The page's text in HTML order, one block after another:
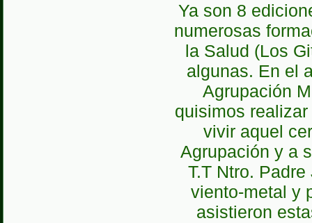
Ya son 8
numerosas
la Salud (Los
algunas. En el
Agrupación
quisimos
vivir aquel
Agrupación y a
T.T Ntro.
viento-metal y
asistieron